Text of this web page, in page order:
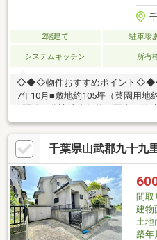
2階建て 駐車場
システムキッチン 所有
◇◆◇物件おすすめポイント
7年10月■敷地約105坪（菜園用地
る物件の価格変更や、物件の状況
気に入り追加』をぜひご利用くだ
千葉県山武郡九十九
間取
建物
土地
築年